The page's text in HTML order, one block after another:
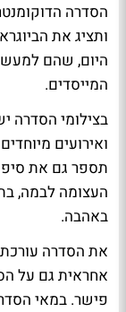
ותציג את
היום, שהם
המייסדים.
בצילומי הסדרה
ואירועים
תספר גם את
העצומה לבמה,
באהבה.
את הסדרה עורכת
אחראית גם על
פישר. במאי